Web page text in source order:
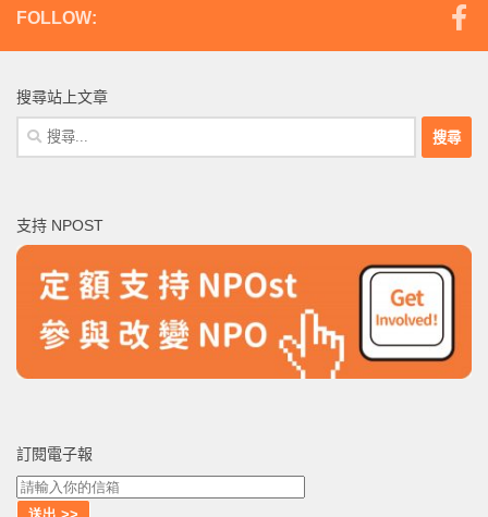
FOLLOW:
搜尋站上文章
搜
尋
字:
支持 NPOST
訂閱電子報